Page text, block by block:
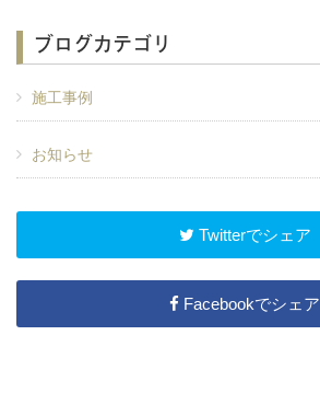
ブログカテゴリ
施工事例
お知らせ
Twitterでシェア
Facebookでシェア